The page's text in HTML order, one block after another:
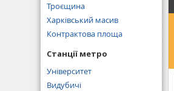
Троєщина
Харківський масив
Контрактова площа
Станції метро
Університет
Видубичі